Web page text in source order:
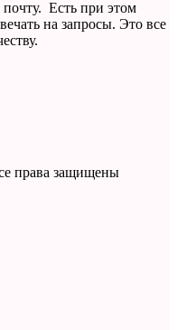
Есть при этом
на запросы. Это все
права защищены